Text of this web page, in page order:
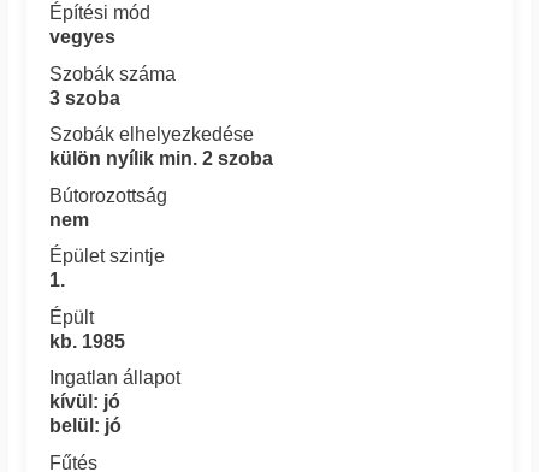
Építési mód
vegyes
Szobák száma
3 szoba
Szobák elhelyezkedése
külön nyílik min. 2 szoba
Bútorozottság
nem
Épület szintje
1.
Épült
kb. 1985
Ingatlan állapot
kívül: jó
belül: jó
Fűtés